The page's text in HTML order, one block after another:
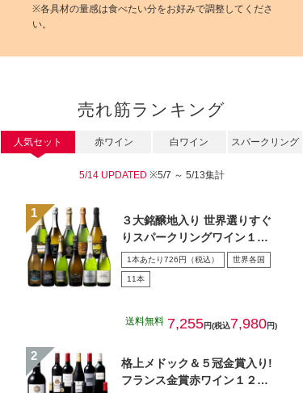
※各具材の量感は食べたい分をお好みで調整してくださ
い。
売れ筋ランキング
人気セット
5/14 UPDATED ※5/7 ～ 5/13集計
３大銘醸地入り 世界選りすぐ
りスパークリングワイン１１
本セット 第４３弾
1本あたり726円（税込） 世界各国
11本
送料無料 7,255円(税込7,980円)
格上メドック＆５冠金賞入り!
フランス金賞赤ワイン１２本
赤ワイン 白ワイン スパークリング